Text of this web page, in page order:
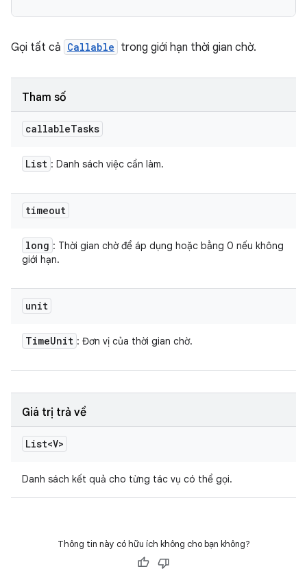
Gọi tất cả Callable trong giới hạn thời gian chờ.
Tham số
callableTasks
List : Danh sách việc cần làm.
timeout
long : Thời gian chờ để áp dụng hoặc bằng 0 nếu không
giới hạn.
unit
TimeUnit : Đơn vị của thời gian chờ.
Giá trị trả về
List<V>
Danh sách kết quả cho từng tác vụ có thể gọi.
Thông tin này có hữu ích không cho bạn không?